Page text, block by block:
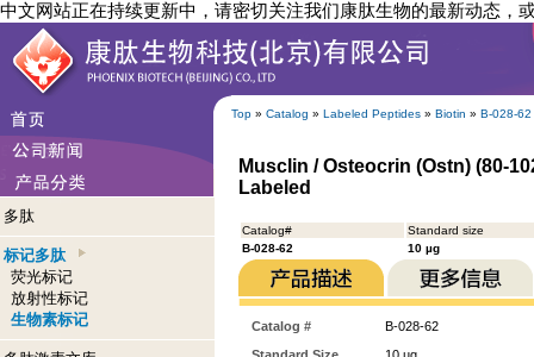
中文网站正在持续更新中，请密切关注我们康肽生物的最新动态，
Top » Catalog » Labeled Peptides » Biotin » B-028-62
多肽
标记多肽
荧光标记
放射性标记
生物素标记
Musclin / Osteocrin (Ostn) (80-
Labeled
Catalog#
Standard size
B-028-62
10 µg
Catalog #
B-028-62